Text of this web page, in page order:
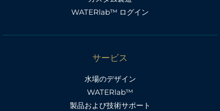
WATERlab™ ログイン
サービス
水場のデザイン
WATERlab™
製品および技術サポート